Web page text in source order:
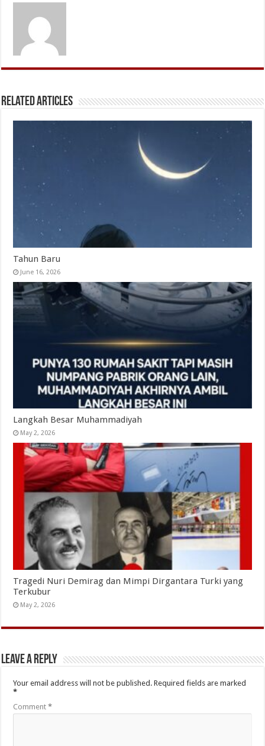
Related Articles
Tahun Baru
June 16, 2026
Langkah Besar Muhammadiyah
May 2, 2026
Tragedi Nuri Demirag dan Mimpi Dirgantara Turki yang
Terkubur
May 2, 2026
Leave a Reply
Your email address will not be published. Required fields are marked
*
Comment*